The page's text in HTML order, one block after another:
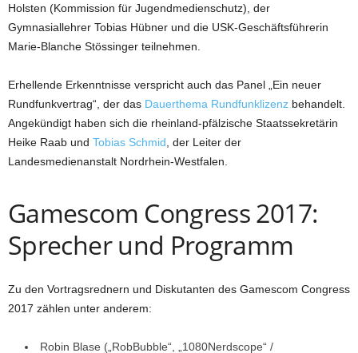
Holsten (Kommission für Jugendmedienschutz), der
Gymnasiallehrer Tobias Hübner und die USK-Geschäftsführerin
Marie-Blanche Stössinger teilnehmen.
Erhellende Erkenntnisse verspricht auch das Panel „Ein neuer
Rundfunkvertrag“, der das Dauerthema Rundfunklizenz behandelt.
Angekündigt haben sich die rheinland-pfälzische Staatssekretärin
Heike Raab und Tobias Schmid , der Leiter der
Landesmedienanstalt Nordrhein-Westfalen.
Gamescom Congress 2017:
Sprecher und Programm
Zu den Vortragsrednern und Diskutanten des Gamescom Congress
2017 zählen unter anderem:
Robin Blase („RobBubble“, „1080Nerdscope“ /